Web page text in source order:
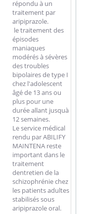
répondu à un
traitement par
aripiprazole.
 le traitement des
épisodes
maniaques
modérés à sévères
des troubles
bipolaires de type I
chez l'adolescent
âgé de 13 ans ou
plus pour une
durée allant jusquà
12 semaines.
Le service médical
rendu par ABILIFY
MAINTENA reste
important dans le
traitement
dentretien de la
schizophrénie chez
les patients adultes
stabilisés sous
aripiprazole oral.